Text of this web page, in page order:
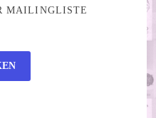
MAILINGLISTE